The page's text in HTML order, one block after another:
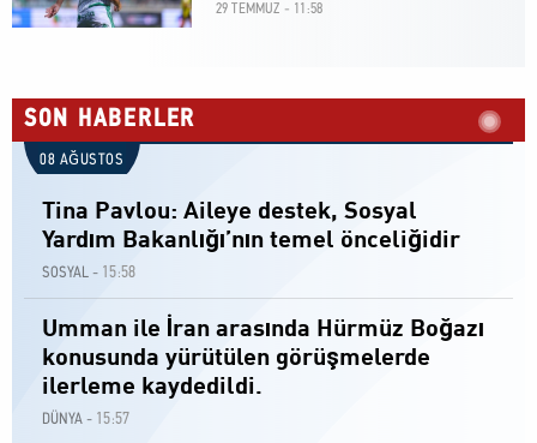
29 TEMMUZ - 11:58
SON HABERLER
08 AĞUSTOS
Tina Pavlou: Aileye destek, Sosyal
Yardım Bakanlığı’nın temel önceliğidir
SOSYAL - 15:58
Umman ile İran arasında Hürmüz Boğazı
konusunda yürütülen görüşmelerde
ilerleme kaydedildi.
DÜNYA - 15:57